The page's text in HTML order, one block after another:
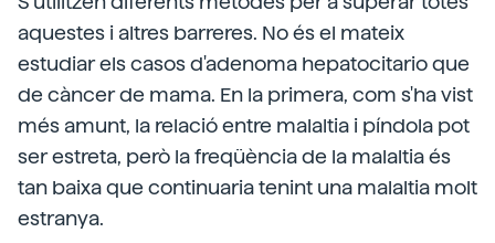
aquestes i altres barreres. No és el mateix
estudiar els casos d'adenoma hepatocitario que
de càncer de mama. En la primera, com s'ha vist
més amunt, la relació entre malaltia i píndola pot
ser estreta, però la freqüència de la malaltia és
tan baixa que continuaria tenint una malaltia molt
estranya.